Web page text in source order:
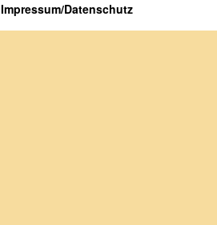
Impressum/Datenschutz